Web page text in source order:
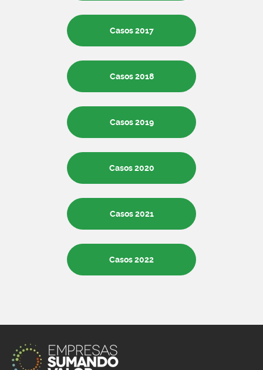
Casos 2017
Casos 2018
Casos 2019
Casos 2020
Casos 2021
Casos 2022